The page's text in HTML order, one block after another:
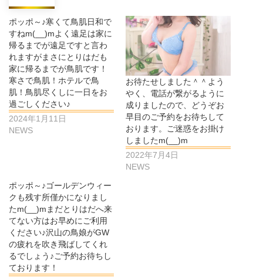
ポッポ～♪寒くて鳥肌日和で
すねm(__)mよく遠足は家に
帰るまでが遠足ですと言わ
れますがまさにとりはだも
家に帰るまでが鳥肌です！
寒さで鳥肌！ホテルで鳥
肌！鳥肌尽くしに一日をお
過ごしください♪
2024年1月11日
NEWS
お待たせしました＾＾よう
やく、電話が繋がるように
成りましたので、どうぞお
早目のご予約をお待ちして
おります。ご迷惑をお掛け
しましたm(__)m
2022年7月4日
NEWS
ポッポ～♪ゴールデンウィー
クも残す所僅かになりまし
たm(__)mまだとりはだへ来
てない方はお早めにご利用
ください♪沢山の鳥娘がGW
の疲れを吹き飛ばしてくれ
るでしょう♪ご予約お待ちし
ております！